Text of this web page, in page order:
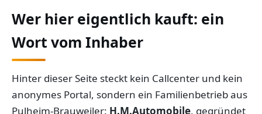
Wer hier eigentlich kauft: ein
Wort vom Inhaber
Hinter dieser Seite steckt kein Callcenter und kein
anonymes Portal, sondern ein Familienbetrieb aus
Pulheim-Brauweiler: H.M.Automobile, gegründet